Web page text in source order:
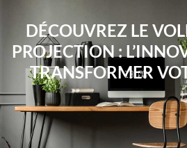
DÉCOUVREZ LE
PROJECTION :
TRANSFORMER